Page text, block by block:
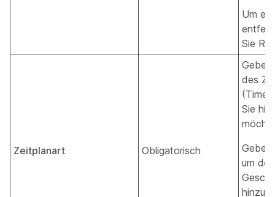
Um
Sie
Zeitplanart Obligatorisch
Geben
des
(Time/
Sie
Geben
um den